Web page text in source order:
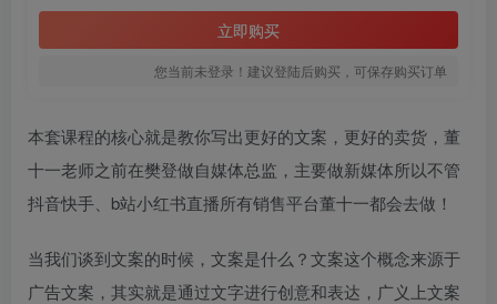
立即购买
您当前未登录！建议登陆后购买，可保存购买订单
本套课程的核心就是教你写出更好的文案，更好的卖货，董
十一老师之前在樊登做自媒体总监，主要做新媒体所以不管
抖音快手、b站小红书直播所有销售平台董十一都会去做！
当我们谈到文案的时候，文案是什么？文案这个概念来源于
广告文案，其实就是通过文字进行创意和表达，广义上文案